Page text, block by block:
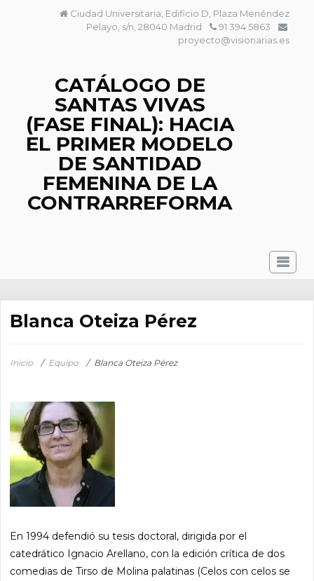
Ciudad Universitaria, Edificio D, Plaza Menéndez
Pelayo, s/n, 28040 Madrid
91 394 5863
proyecto@visionarias.es
CATÁLOGO DE
SANTAS VIVAS
(FASE FINAL): HACIA
EL PRIMER MODELO
DE SANTIDAD
FEMENINA DE LA
CONTRARREFORMA
Blanca Oteiza Pérez
Inicio / Equipo / Blanca Oteiza Pérez
En 1994 defendió su tesis doctoral, dirigida por el
catedrático Ignacio Arellano, con la edición crítica de dos
comedias de Tirso de Molina palatinas (Celos con celos se